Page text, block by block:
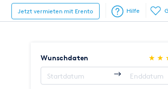
Jetzt vermieten mit Erento Hilfe
Wunschdaten (*)
★
★
(*) ★
★
(*)
(*)
(*)